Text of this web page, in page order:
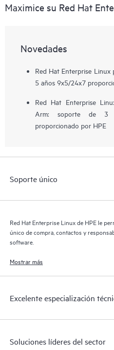
Maximice su Red Hat
Novedades
Red Hat Enterprise
5 años 9x5/24x7
Red Hat Enterprise
Arm: soporte de
proporcionado por HPE
Soporte único
Red Hat Enterprise Linux de HPE le
único de compra, contactos y
software.
Mostrar más
Excelente especialización
Soluciones líderes del sector